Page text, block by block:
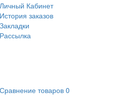
Личный Кабинет
История заказов
Закладки
Рассылка
Сравнение товаров 0